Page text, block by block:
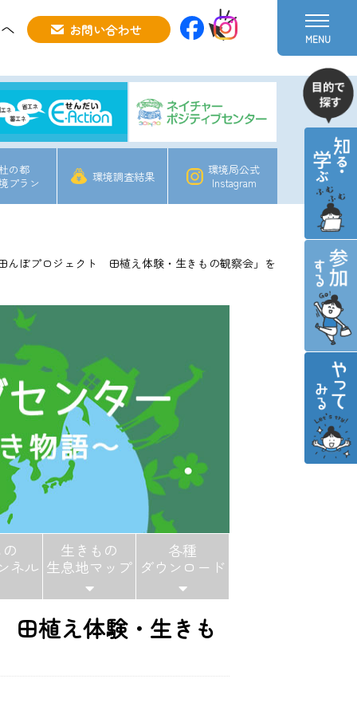
お問い合わせ
の都
プラン
環境調査結果
環境局公式
Instagram
MENU
ぼプロジェクト 田植え体験・生きもの観察会」を
ネル
生きもの
生息地マップ
各種
ダウンロード
植え体験・生きも